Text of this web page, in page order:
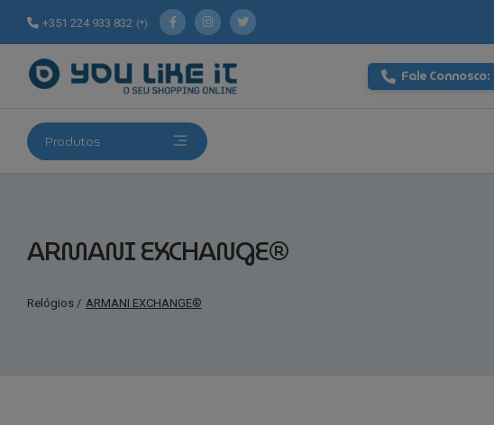
+351 224 933 832 (*)
Fale Connosco:
Produtos
ARMANI EXCHANGE®
Relógios / ARMANI EXCHANGE®